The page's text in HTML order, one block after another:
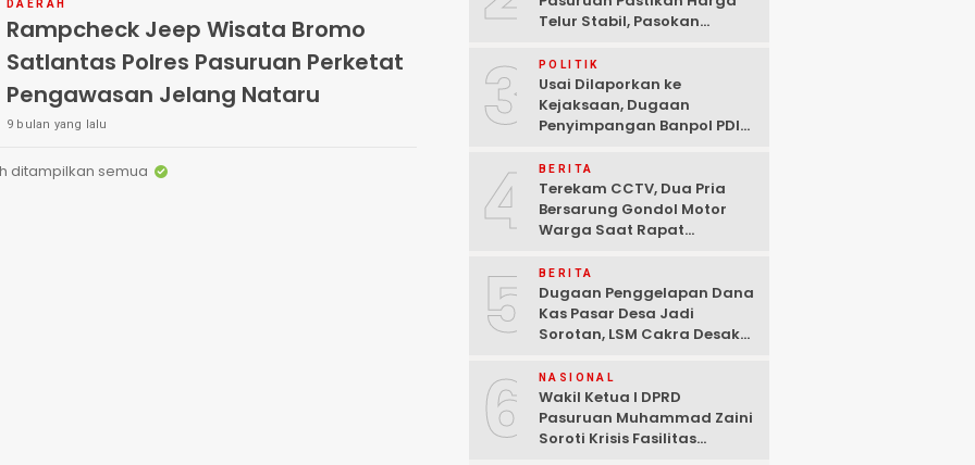
DAERAH
Rampcheck Jeep Wisata Bromo
Satlantas Polres Pasuruan Perketat
Pengawasan Jelang Nataru
9 bulan yang lalu
ditampilkan semua
Telur Stabil, Pasokan
Kekhawatiran Fluktuasi
3 POLITIK
Usai Dilaporkan ke
Kejaksaan, Dugaan
Penyimpangan Banpol PDIP
Tuntas “6 Eks Ketua PAC
Cabut Laporan”
4 BERITA
Terekam CCTV, Dua Pria
Bersarung Gondol Motor
Warga Saat Rapat
5 BERITA
Dugaan Penggelapan Dana
Kas Pasar Desa Jadi
Sorotan, LSM Cakra Desak
6 NASIONAL
Wakil Ketua I DPRD
Pasuruan Muhammad Zaini
Soroti Krisis Fasilitas